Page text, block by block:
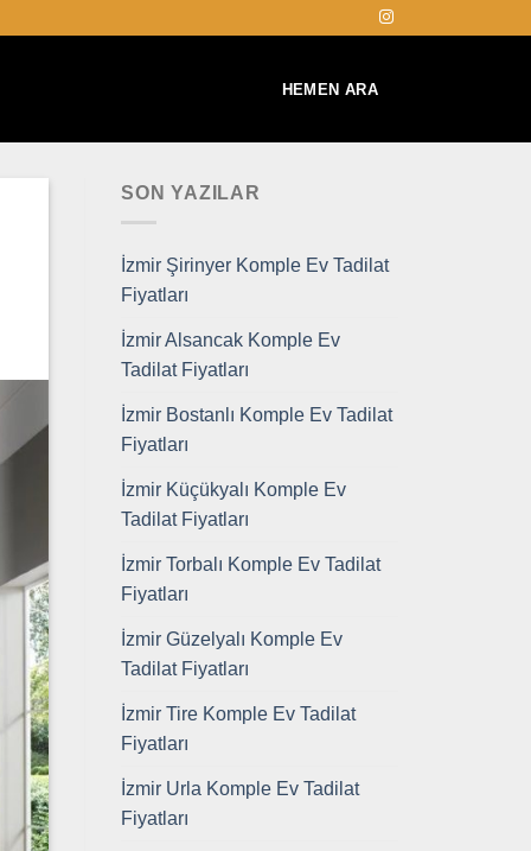
HEMEN ARA
SON YAZILAR
İzmir Şirinyer Komple Ev Tadilat
Fiyatları
İzmir Alsancak Komple Ev
Tadilat Fiyatları
İzmir Bostanlı Komple Ev Tadilat
Fiyatları
İzmir Küçükyalı Komple Ev
Tadilat Fiyatları
İzmir Torbalı Komple Ev Tadilat
Fiyatları
İzmir Güzelyalı Komple Ev
Tadilat Fiyatları
İzmir Tire Komple Ev Tadilat
Fiyatları
İzmir Urla Komple Ev Tadilat
Fiyatları